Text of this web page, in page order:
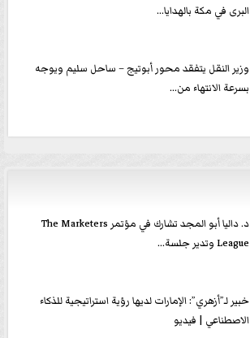
البرى في مكة بالهدايا...
وزير النقل يتفقد محور أبوتيج – ساحل سليم ويوجه
بسرعة الانتهاء من...
د. داليا أبو المجد تشارك في مؤتمر The Marketers
League وتدير جلسة...
خبير لـ”أزهري”: الإمارات لديها رؤية استراتيجية للذكاء
الاصطناعي | فيديو